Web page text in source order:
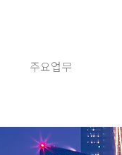
주요업무